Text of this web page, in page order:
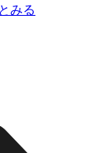
みる